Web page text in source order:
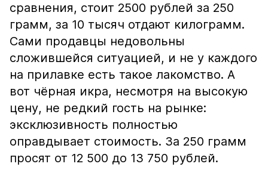
сравнения, стоит 2500 рублей за 250
грамм, за 10 тысяч отдают килограмм.
Сами продавцы недовольны
сложившейся ситуацией, и не у каждого
на прилавке есть такое лакомство. А
вот чёрная икра, несмотря на высокую
цену, не редкий гость на рынке:
эксклюзивность полностью
оправдывает стоимость. За 250 грамм
просят от 12 500 до 13 750 рублей.